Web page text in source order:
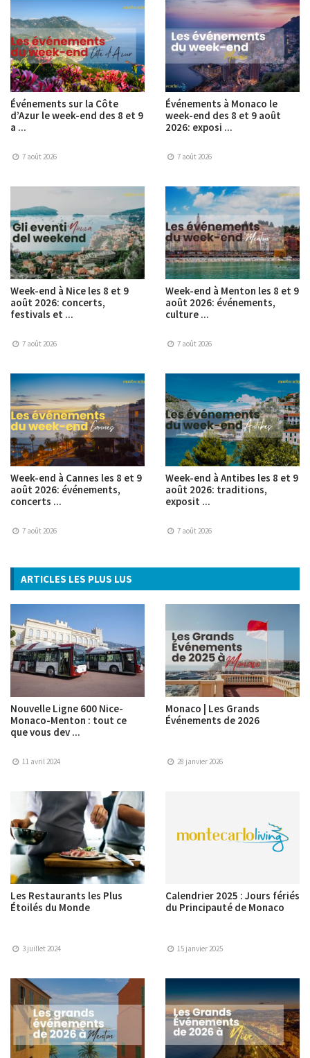
Événements sur la Côte
d’Azur le week-end des 8 et 9
a ...
7 août 2026
Événements à Monaco le
week-end des 8 et 9 août
2026: exposi ...
7 août 2026
Week-end à Nice les 8 et 9
août 2026: concerts,
festivals et ...
7 août 2026
Week-end à Menton les 8 et 9
août 2026: événements,
culture ...
7 août 2026
Week-end à Cannes les 8 et 9
août 2026: événements,
concerts ...
7 août 2026
Week-end à Antibes les 8 et 9
août 2026: traditions,
exposit ...
7 août 2026
ARTICLES LES PLUS LUS
Nouvelle Ligne 600 Nice-
Monaco-Menton : tout ce
que vous dev ...
11 avril 2024
Monaco | Les Grands
Événements de 2026
28 janvier 2026
Les Restaurants les Plus
Étoilés du Monde
3 juillet 2024
Calendrier 2025 : Jours fériés
du Principauté de Monaco
15 janvier 2025